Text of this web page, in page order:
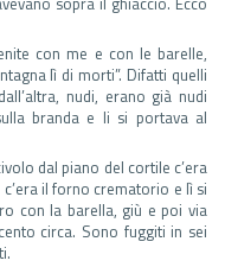
con me e con le barelle,
lì di morti”. Difatti quelli
nudi, erano già nudi
branda e li si portava al
dal piano del cortile c’era
il forno crematorio e lì si
con la barella, giù e poi via
circa. Sono fuggiti in sei